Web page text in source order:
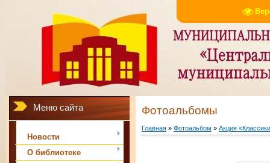
Меню сайта
Новости
О библиотеке
Фотоальбомы
Главная » Фотоальбом » Акция